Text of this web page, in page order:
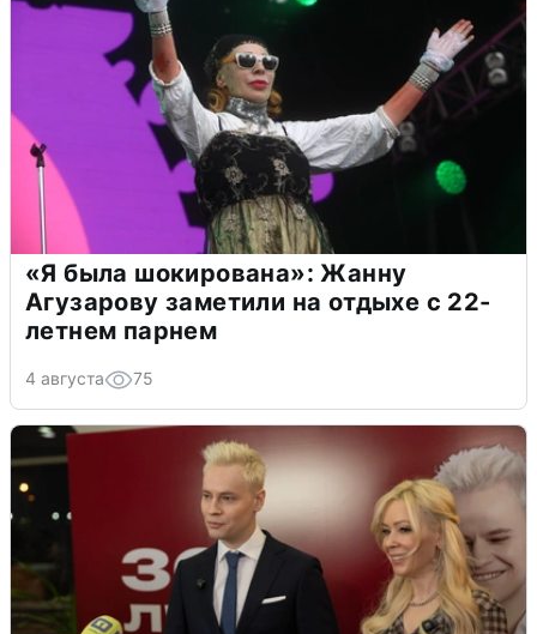
«Я была шокирована»: Жанну
Агузарову заметили на отдыхе с 22-
летнем парнем
4 августа 75